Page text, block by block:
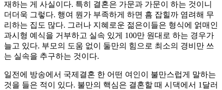
재하는 게 사실이다. 특히 결혼은 가문과 가문이 하는 것이니
더더욱 그렇다. 행여 뭔가 부족하게 하면 흠 잡힐까 염려해 무
리하는 집도 많다. 그러나 지혜로운 젊은이들은 형식에 얽매인
과시형 예식을 거부하고 실속 있게 100만 원대로 하는 경우가
늘고 있다. 부모의 도움 없이 둘만의 힘으로 최소의 경비만 쓰
는 실속을 추구하는 것이다.
일전에 방송에서 국제결혼 한 어떤 여인이 불만스럽게 말하는
것을 들은 적이 있다. 불만의 핵심은 결혼할 때 시댁에서 1달러